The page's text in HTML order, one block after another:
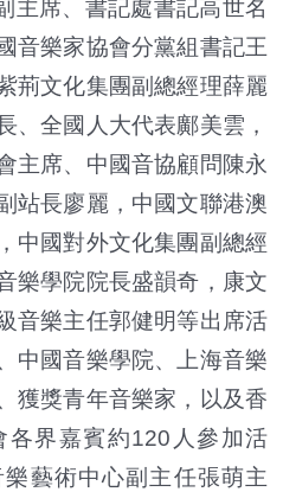
主席、書記處書記高世名
音樂家協會分黨組書記王
荊文化集團副總經理薛麗
、全國人大代表鄺美雲，
主席、中國音協顧問陳永
站長廖麗，中國文聯港澳
中國對外文化集團副總經
樂學院院長盛韻奇，康文
音樂主任郭健明等出席活
中國音樂學院、上海音樂
獲獎青年音樂家，以及香
界嘉賓約120人參加活
藝術中心副主任張萌主